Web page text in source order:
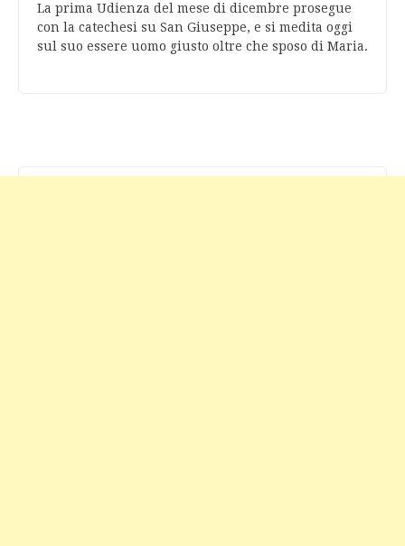
La prima Udienza del mese di dicembre prosegue
con la catechesi su San Giuseppe, e si medita oggi
sul suo essere uomo giusto oltre che sposo di Maria.